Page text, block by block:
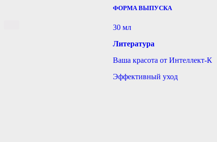
ФОРМА ВЫПУСКА
30 мл
Литература
Ваша красота от Интеллект-К
Эффективный уход